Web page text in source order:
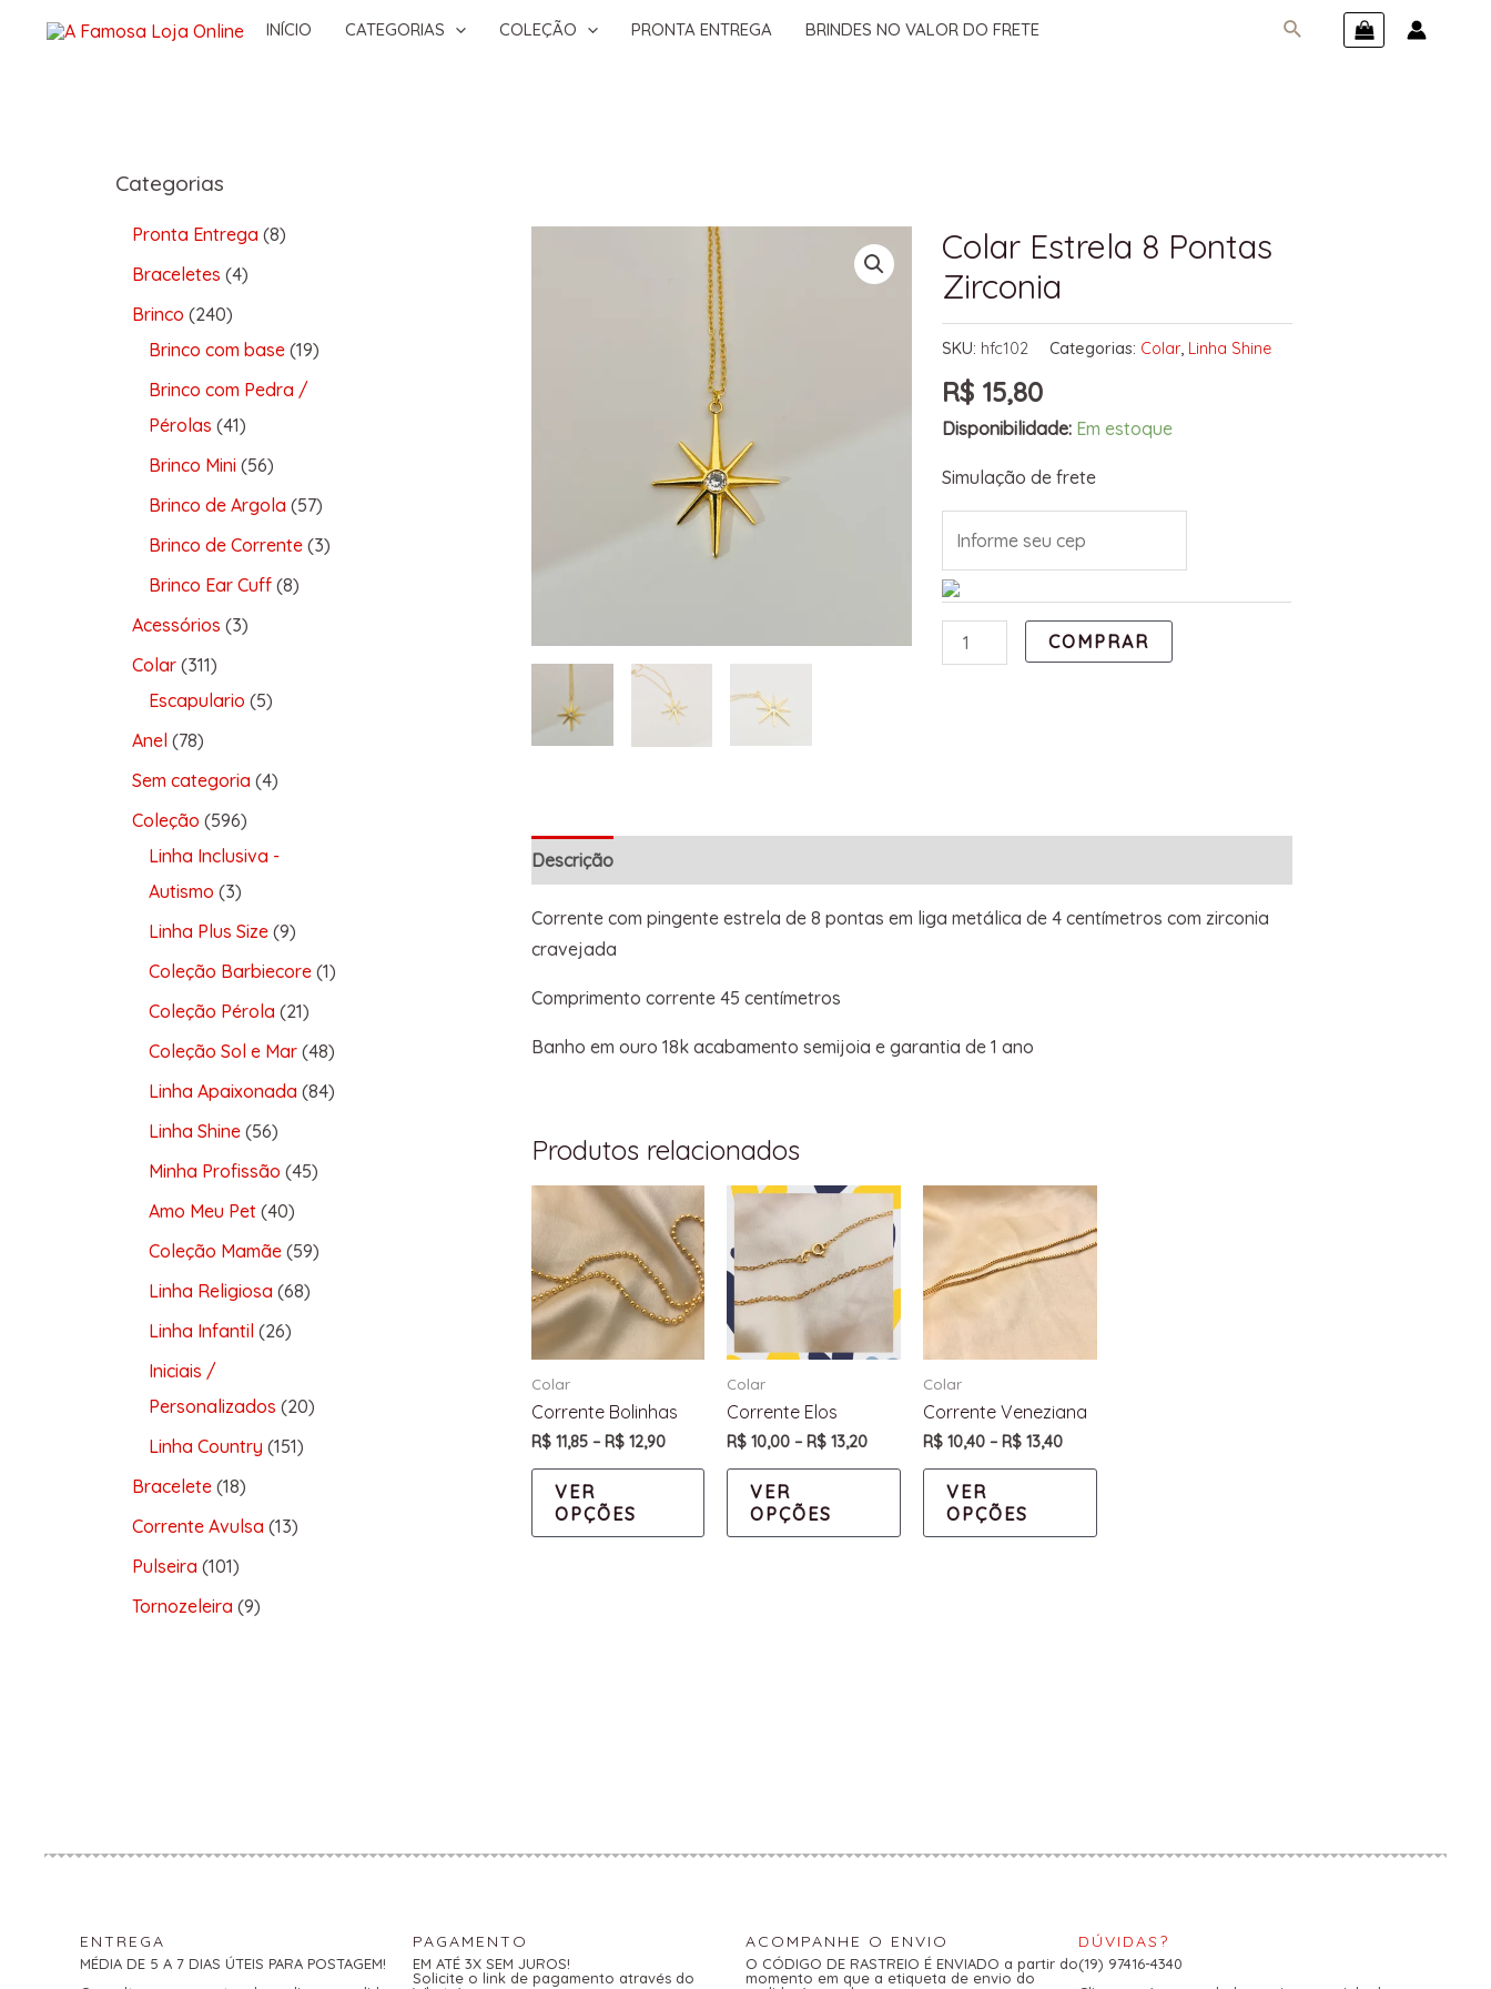
INÍCIO CATEGORIAS COLEÇÃO PRONTA ENTREGA BRINDES NO VALOR DO FRETE
Categorias
Pronta Entrega 8
Braceletes 4
Brinco 240
Brinco com base 19
Brinco com Pedra /
Pérolas 41
Brinco Mini 56
Brinco de Argola 57
Brinco de Corrente 3
Brinco Ear Cuff 8
Acessórios 3
Colar 311
Escapulario 5
Anel 78
Sem categoria 4
Coleção 596
Linha Inclusiva -
Autismo 3
Linha Plus Size 9
Coleção Barbiecore 1
Coleção Pérola 21
Coleção Sol e Mar 48
Linha Apaixonada 84
Linha Shine 56
Minha Profissão 45
Amo Meu Pet 40
Coleção Mamãe 59
Linha Religiosa 68
Linha Infantil 26
Iniciais /
Personalizados 20
Linha Country 151
Bracelete 18
Corrente Avulsa 13
Pulseira 101
Tornozeleira 9
Colar Estrela 8 Pontas
Zirconia
SKU: hfc102 Categorias: Colar, Linha Shine
R$ 15,80
Disponibilidade: Em estoque
Simulação de frete
COMPRAR
Descrição
Corrente com pingente estrela de 8 pontas em liga metálica de 4 centímetros com zirconia
cravejada
Comprimento corrente 45 centímetros
Banho em ouro 18k acabamento semijoia e garantia de 1 ano
Produtos relacionados
Colar
Corrente Bolinhas
R$11,85– R$12,90
VER
OPÇÕES
Colar
Corrente Elos
R$ 10,00 –R$ 13,20
VER
OPÇÕES
Colar
Corrente Veneziana
R$ 10,40 – R$ 13,40
VER
OPÇÕES
ENTREGA
MÉDIA DE 5 A 7 DIAS ÚTEIS PARA POSTAGEM!
PAGAMENTO
EM ATÉ 3X SEM JUROS!
Solicite o link de pagamento através do
ACOMPANHE O ENVIO
O CÓDIGO DE RASTREIO É ENVIADO a partir do
momento em que a etiqueta de envio do
DÚVIDAS?
(19) 97416-4340